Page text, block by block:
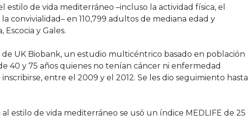
de vida mediterráneo –incluso la actividad física, el
convivialidad– en 110,799 adultos de mediana edad y
y Gales.
UK Biobank, un estudio multicéntrico basado en población
40 y 75 años quienes no tenían cáncer ni enfermedad
entre el 2009 y el 2012. Se les dio seguimiento hasta
estilo de vida mediterráneo se usó un índice MEDLIFE de 25